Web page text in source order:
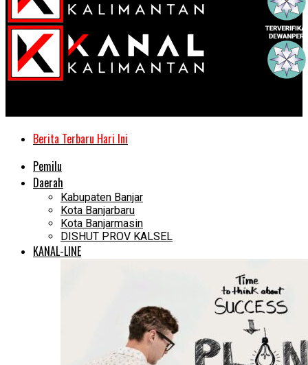
Berita Terbaru Hari Ini
Pemilu
Daerah
Kabupaten Banjar
Kota Banjarbaru
Kota Banjarmasin
DISHUT PROV KALSEL
KANAL-LINE